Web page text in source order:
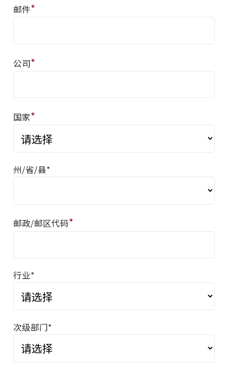
邮件*
公司*
国家*
州/省/县*
邮政/邮区代码*
行业*
次级部门*